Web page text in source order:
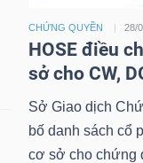
CHỨNG QUYỀN 28/
HOSE điều
sở cho CW,
Sở Giao dịch
bố danh sách cổ
cơ sở cho chứng